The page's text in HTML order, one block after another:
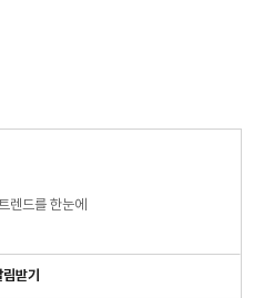
렌드를 한눈에
받기